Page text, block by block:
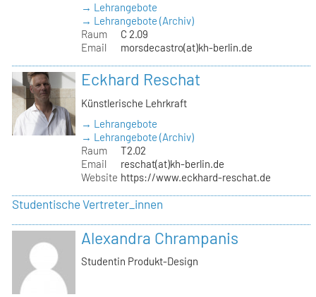
→ Lehrangebote
→ Lehrangebote (Archiv)
Raum
C 2.09
Email
morsdecastro(at)kh-berlin.de
Eckhard Reschat
Künstlerische Lehrkraft
→ Lehrangebote
→ Lehrangebote (Archiv)
Raum
T2.02
Email
reschat(at)kh-berlin.de
Website https://www.eckhard-reschat.de
Studentische Vertreter_innen
Alexandra Chrampanis
Studentin Produkt-Design